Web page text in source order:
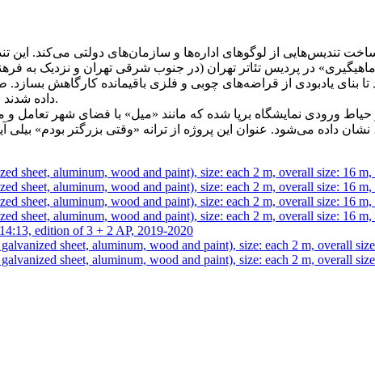
«ماهیگیری» در پردیس تئاتر تهران (در جنوب شرقی تهران و نزدیک
تا بنای یادبودی از قراضه‌های چوبی و فلزی باقیمانده کارگاهش
داده شدند و سوار بر هم ستونی با ظاهری پیش‌بینی‌نشده از هشت قطعه‌ی دو متری ساختند.
ستون ۱۶ متری در حیاط ورودی نمایشگاه برپا شده که مانند «میل» با فضای